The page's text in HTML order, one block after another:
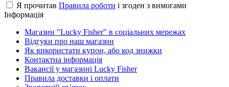
Я прочитав Правила роботи і згоден з вимогами
Інформація
Магазин "Lucky Fisher" в соціальних мережах
Відгуки про наш магазин
Як використати купон, або код знижки
Контактна інформація
Вакансії у магазині Lucky Fisher
Правила доставки і оплати